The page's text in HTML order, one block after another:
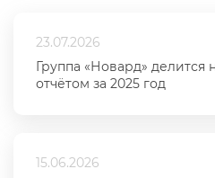
23.07.2026
Группа «Новард»
отчётом за 2025 год
15.06.2026